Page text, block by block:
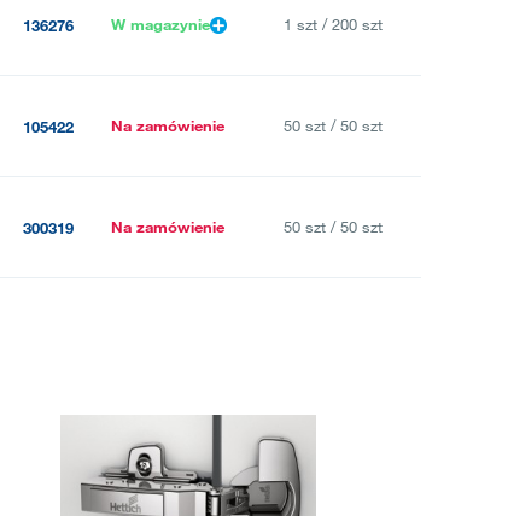
136276 W magazynie 1 szt / 200 szt
105422 Na zamówienie 50 szt / 50 szt
300319 Na zamówienie 50 szt / 50 szt